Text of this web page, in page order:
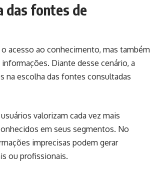
das fontes de
acesso ao conhecimento, mas também
Diante desse cenário, a
na escolha das fontes consultadas
valorizam cada vez mais
em seus segmentos. No
imprecisas podem gerar
ou profissionais.